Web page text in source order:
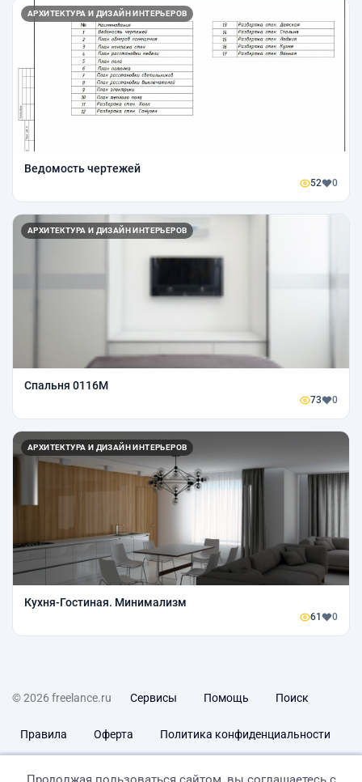
АРХИТЕКТУРА И ДИЗАЙН ИНТЕРЬЕРОВ
Ведомость чертежей
52 0
АРХИТЕКТУРА И ДИЗАЙН ИНТЕРЬЕРОВ
Спальня 0116М
73 0
АРХИТЕКТУРА И ДИЗАЙН ИНТЕРЬЕРОВ
Кухня-Гостиная. Минимализм
61 0
© 2026 freelance.ru Сервисы Помощь Поиск
Правила Оферта Политика конфиденциальности